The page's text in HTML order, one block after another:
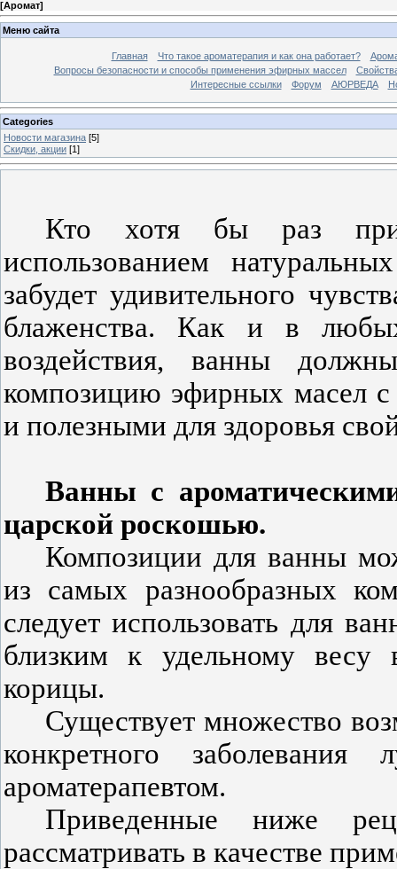
[Аромат]
Меню сайта
Главная Что такое ароматерапия и как она работает?
Вопросы безопасности и способы применения эфирных массел
Интересные ссылки
Форум АЮРВЕДА
Categories
Новости магазина [5]
Скидки, акции [1]
Кто хотя бы раз
использованием
забудет удивительного
блаженства. Как и в любых
воздействия, ванны
композицию эфирных масел с
и полезными для здоровья
Ванны с
царской роскошью.
Композиции для ванны
из самых разнообразных
следует использовать для
близким к удельному весу
корицы.
Существует множество
конкретного
ароматерапевтом.
Приведенные ниже
рассматривать в качестве